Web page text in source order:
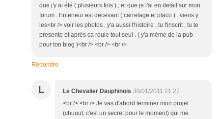
que j'y ai été ( plusieurs fois ) , et que je l'ai en detail sur mon
forum . l'interieur est decevant ( carrelage et placo ) . viens y
les<br /> voir les photos , y'a aussi l'histoire , tu t'inscrit , tu te
presente et aprés ca roule tout seul . ( y'a méme de la pub
pour ton blog )<br /> <br /> <br />
Répondre
L Le Chevalier Dauphinois 30/01/2011 21:27
<br /> <br /> Je vas d'abord terminer mon projet
(chuuut, c'est un secret pour le moment) qui me